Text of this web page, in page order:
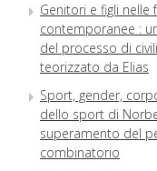
Genitori e figli nelle
contemporanee :
del processo di
teorizzato da Elias
Sport, gender,
dello sport di
superamento del
combinatorio